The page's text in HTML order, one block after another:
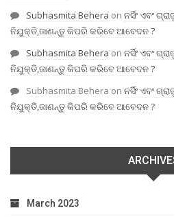
Subhasmita Behera on ନର୍ସିଂ ଏବଂ
ନିଯୁକ୍ତି,ଜାଣନ୍ତୁ କିପରି କରିବେ ଆବେଦନ ?
Subhasmita Behera on ନର୍ସିଂ ଏବଂ
ନିଯୁକ୍ତି,ଜାଣନ୍ତୁ କିପରି କରିବେ ଆବେଦନ ?
Subhasmita Behera on ନର୍ସିଂ ଏବଂ
ନିଯୁକ୍ତି,ଜାଣନ୍ତୁ କିପରି କରିବେ ଆବେଦନ ?
March 2023